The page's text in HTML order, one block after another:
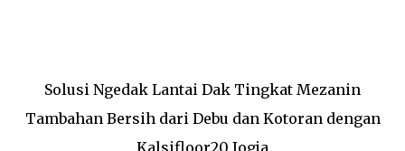
Solusi Ngedak Lantai Dak Tingkat Mezanin
Tambahan Bersih dari Debu dan Kotoran dengan
Kalsifloor20 Jogja